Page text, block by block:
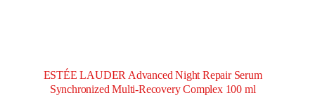
ESTÉE LAUDER Advanced Night Repair Serum
Synchronized Multi-Recovery Complex 100 ml